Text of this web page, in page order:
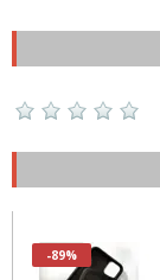
-89%